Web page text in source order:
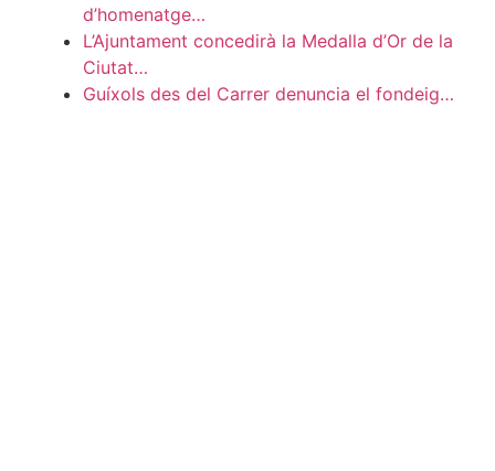
d’homenatge…
L’Ajuntament concedirà la Medalla d’Or de la
Ciutat…
Guíxols des del Carrer denuncia el fondeig…